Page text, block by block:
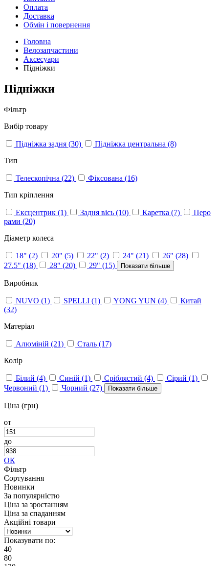
Оплата
Доставка
Обмін і повернення
Головна
Велозапчастини
Аксесуари
Підніжки
Підніжки
Фільтр
Вибір товару
Підніжка задня (30) Підніжка центральна (8)
Тип
Телескопічна (22) Фіксована (16)
Тип кріплення
Ексцентрик (1) Задня вісь (10) Каретка (7)
Перо
рами (20)
Діаметр колеса
18" (2) 20" (5) 22" (2) 24" (21) 26" (28)
27.5" (18) 28" (20) 29" (15) Показати більше
Виробник
NUVO (1) SPELLI (1) YONG YUN (4)
Китай
(32)
Матеріал
Алюміній (21) Сталь (17)
Колір
Білий (4) Синій (1) Сріблястий (4) Сірий (1)
Червоний (1) Чорний (27) Показати більше
Ціна (грн)
от
до
ОК
Фільтр
Сортування
Новинки
За популярністю
Ціна за зростанням
Ціна за спаданням
Акційні товари
Показувати по:
40
80